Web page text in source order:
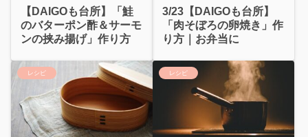
【DAIGOも台所】「鮭
のバターポン酢＆サーモ
ンの挟み揚げ」作り方
3/23【DAIGOも台所】
「肉そぼろの卵焼き」作
り方｜お弁当に
レシピ レシピ